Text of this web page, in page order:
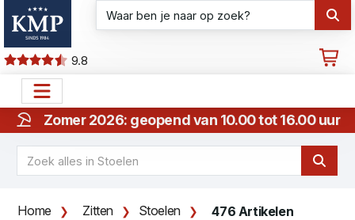
9.8
Zomer 2026: geopend van 10.00 tot 16.00 uur
Home Zitten Stoelen 476 Artikelen